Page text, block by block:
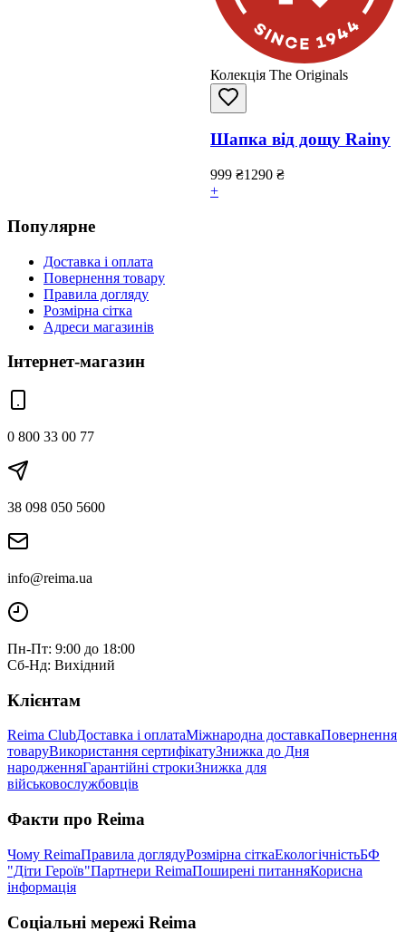
Колекція The Originals
Шапка від дощу Rainy
999 ₴1290 ₴
+
Популярне
Доставка і оплата
Повернення товару
Правила догляду
Розмірна сітка
Адреси магазинів
Інтернет-магазин
0 800 33 00 77
38 098 050 5600
info@reima.ua
Пн-Пт: 9:00 до 18:00
Сб-Нд: Вихідний
Клієнтам
Reima ClubДоставка і оплатаМіжнародна доставкаПовернення
товаруВикористання сертифікатуЗнижка до Дня
народженняГарантійні строкиЗнижка для
військовослужбовців
Факти про Reima
Чому ReimaПравила доглядуРозмірна сіткаЕкологічністьБФ
"Діти Героїв"Партнери ReimaПоширені питанняКорисна
інформація
Соціальні мережі Reima